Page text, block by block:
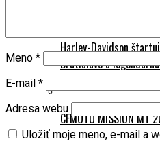
Harley-Davidson
Bratislave a
CFMOTO MISSION MT
Meno *
E-mail *
Adresa webu
Uložiť moje meno, e-mail a